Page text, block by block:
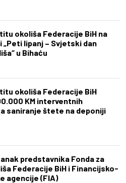
okoliša Federacije BiH na
lipanj – Svjetski dan
u Bihaću
okoliša Federacije BiH
KM interventnih
saniranje štete na deponiji
predstavnika Fonda za
Federacije BiH i Financijsko-
agencije (FIA)